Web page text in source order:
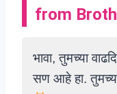
from
भावा, तुमच्या
सण आहे हा.